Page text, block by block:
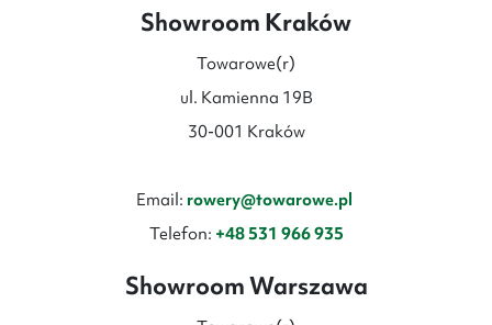
Showroom Kraków
Towarowe(r)
ul. Kamienna 19B
30-001 Kraków
Email: rowery@towarowe.pl
Telefon: +48 531 966 935
Showroom Warszawa